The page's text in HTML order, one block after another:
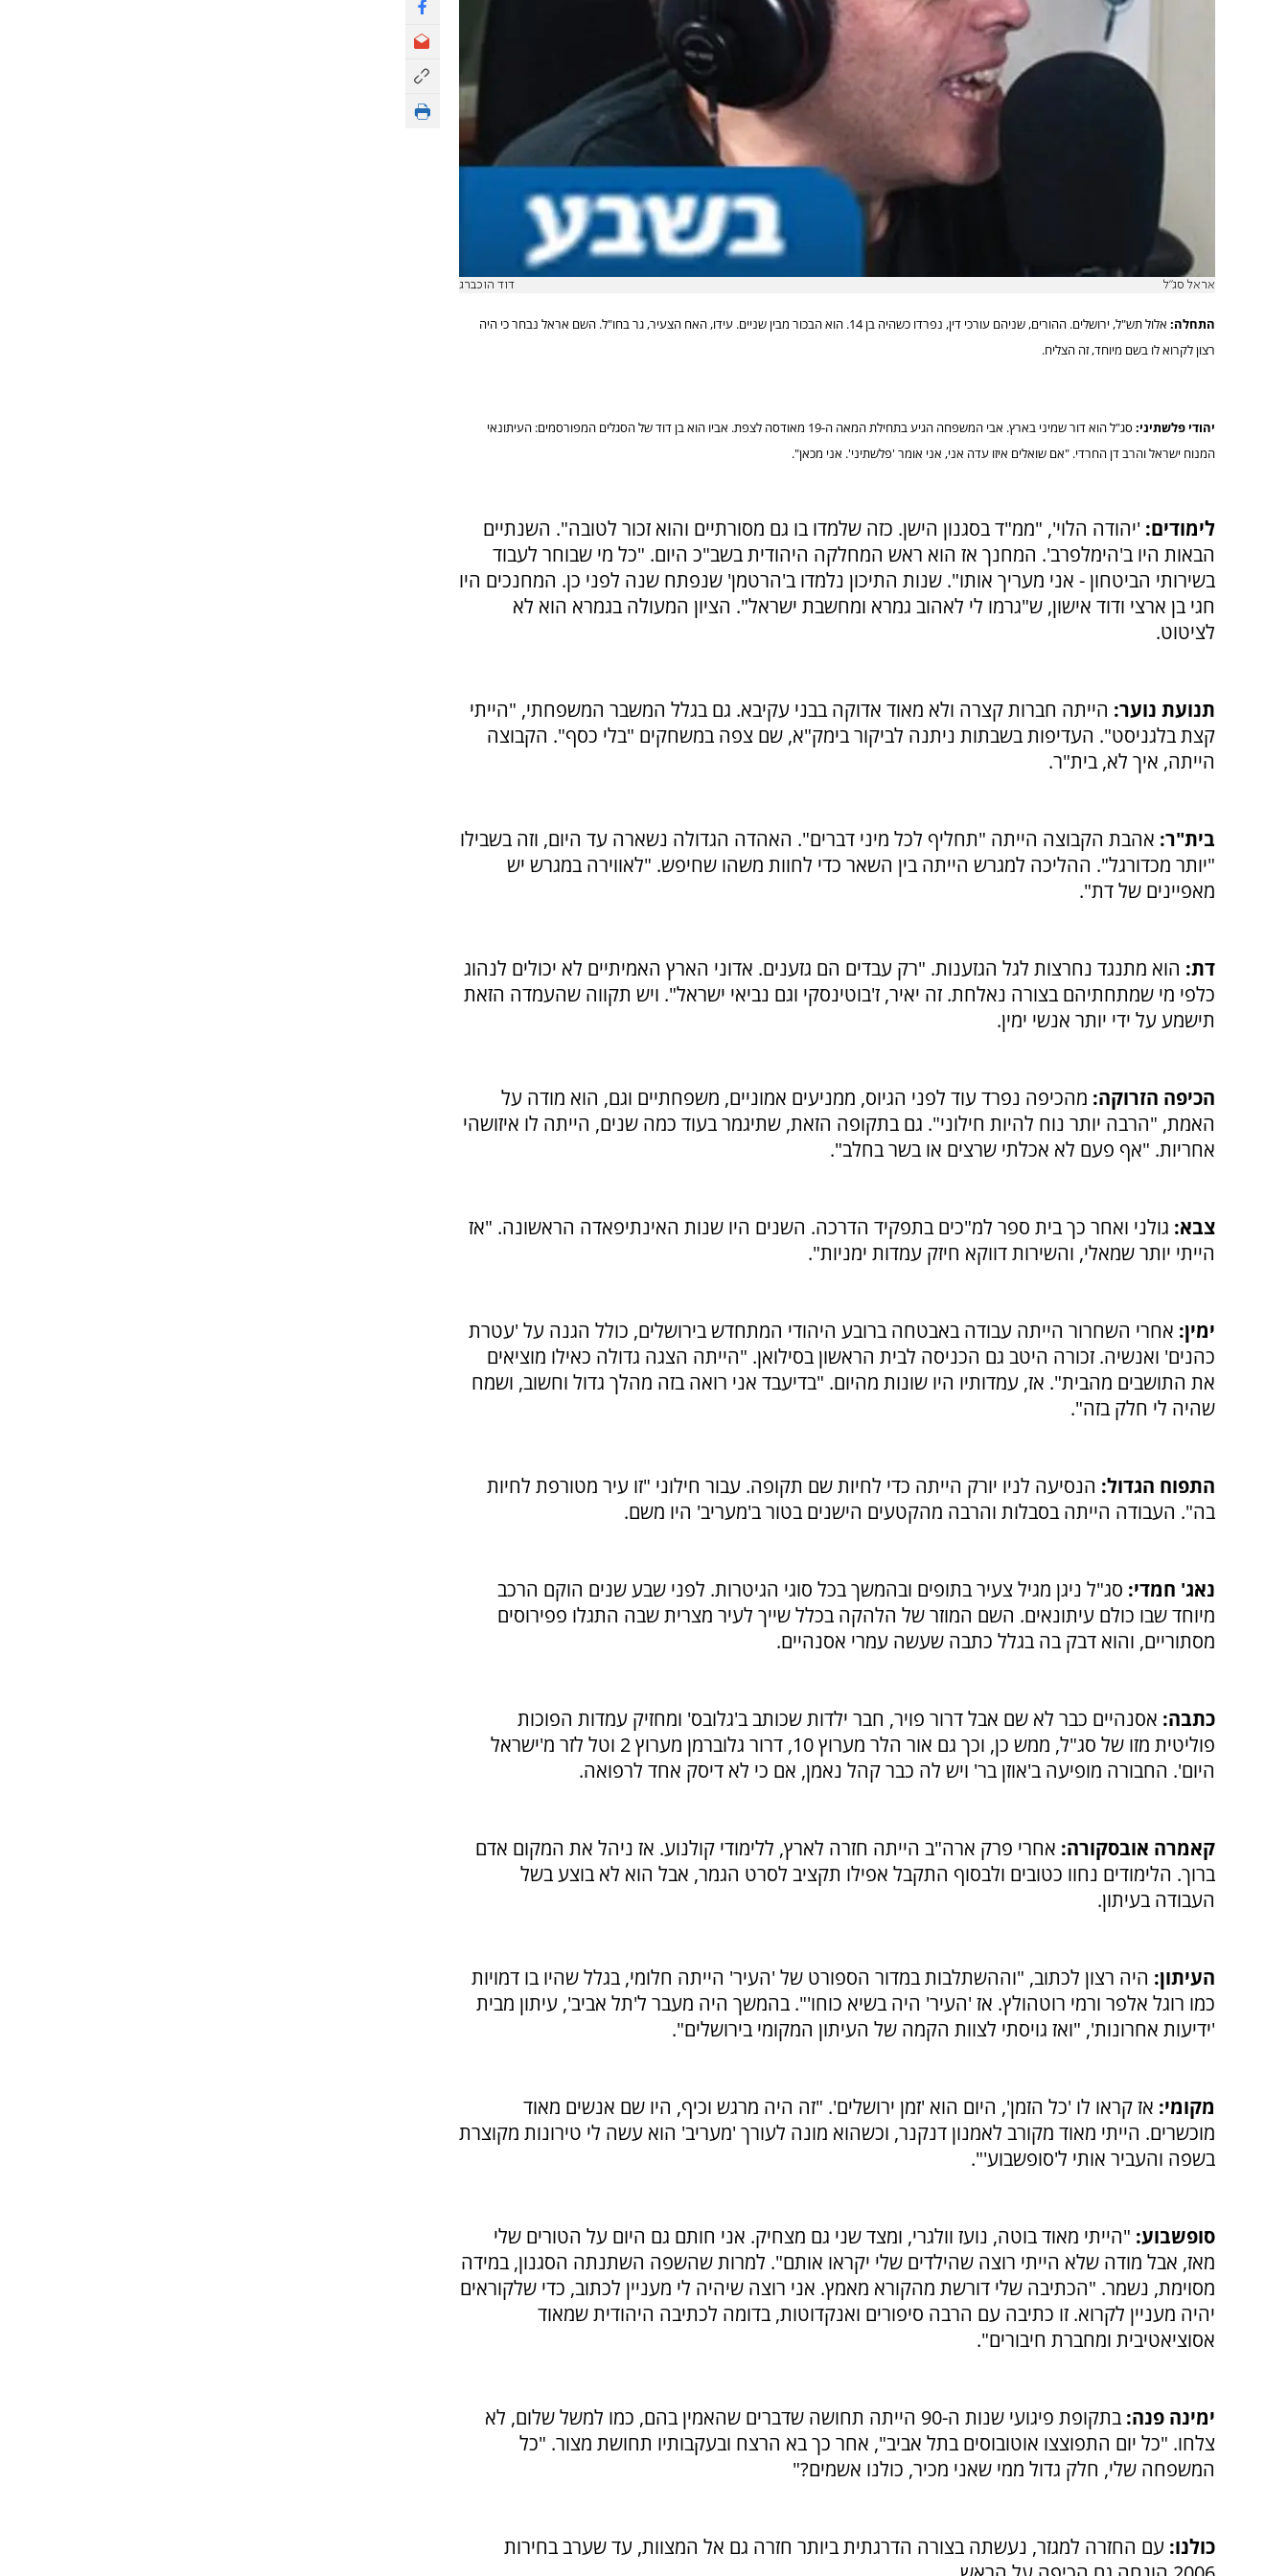
אראל סג"ל דוד הוכברג
התחלה:
אלול תש"ל, ירושלים. ההורים, שניהם עורכי דין, נפרדו כשהיה בן 14. הוא הבכור מבין שניים. עידו, האח הצעיר, גר בחו"ל. השם אראל נבחר כי היה
רצון לקרוא לו בשם מיוחד, זה הצליח.
יהודי פלשתיני:
סג"ל הוא דור שמיני בארץ. אבי המשפחה הגיע בתחילת המאה ה-19 מאודסה לצפת. אביו הוא בן דוד של הסגלים המפורסמים: העיתונאי
המנוח ישראל והרב דן החרדי. "אם שואלים איזו עדה אני, אני אומר 'פלשתיני'. אני מכאן".
לימודים: 'יהודה הלוי', "ממ"ד בסגנון הישן. כזה שלמדו בו גם מסורתיים והוא זכור לטובה". השנתיים
הבאות היו ב'הימלפרב'. המחנך אז הוא ראש המחלקה היהודית בשב"כ היום. "כל מי שבוחר לעבוד
בשירותי הביטחון - אני מעריך אותו". שנות התיכון נלמדו ב'הרטמן' שנפתח שנה לפני כן. המחנכים היו
חגי בן ארצי ודוד אישון, ש"גרמו לי לאהוב גמרא ומחשבת ישראל". הציון המעולה בגמרא הוא לא
לציטוט.
תנועת נוער: הייתה חברות קצרה ולא מאוד אדוקה בבני עקיבא. גם בגלל המשבר המשפחתי, "הייתי
קצת בלגניסט". העדיפות בשבתות ניתנה לביקור בימק"א, שם צפה במשחקים "בלי כסף". הקבוצה
הייתה, איך לא, בית"ר.
בית"ר: אהבת הקבוצה הייתה "תחליף לכל מיני דברים". האהדה הגדולה נשארה עד היום, וזה בשבילו
"יותר מכדורגל". ההליכה למגרש הייתה בין השאר כדי לחוות משהו שחיפש. "לאווירה במגרש יש
מאפיינים של דת".
דת: הוא מתנגד נחרצות לגל הגזענות. "רק עבדים הם גזענים. אדוני הארץ האמיתיים לא יכולים לנהוג
כלפי מי שמתחתיהם בצורה נאלחת. זה יאיר, ז'בוטינסקי וגם נביאי ישראל". ויש תקווה שהעמדה הזאת
תישמע על ידי יותר אנשי ימין.
הכיפה הזרוקה: מהכיפה נפרד עוד לפני הגיוס, ממניעים אמוניים, משפחתיים וגם, הוא מודה על
האמת, "הרבה יותר נוח להיות חילוני". גם בתקופה הזאת, שתיגמר בעוד כמה שנים, הייתה לו איזושהי
אחריות. "אף פעם לא אכלתי שרצים או בשר בחלב".
צבא: גולני ואחר כך בית ספר למ"כים בתפקיד הדרכה. השנים היו שנות האינתיפאדה הראשונה. "אז
הייתי יותר שמאלי, והשירות דווקא חיזק עמדות ימניות".
ימין: אחרי השחרור הייתה עבודה באבטחה ברובע היהודי המתחדש בירושלים, כולל הגנה על 'עטרת
כהנים' ואנשיה. זכורה היטב גם הכניסה לבית הראשון בסילואן. "הייתה הצגה גדולה כאילו מוציאים
את התושבים מהבית". אז, עמדותיו היו שונות מהיום. "בדיעבד אני רואה בזה מהלך גדול וחשוב, ושמח
שהיה לי חלק בזה".
התפוח הגדול: הנסיעה לניו יורק הייתה כדי לחיות שם תקופה. עבור חילוני "זו עיר מטורפת לחיות
בה". העבודה הייתה בסבלות והרבה מהקטעים הישנים בטור ב'מעריב' היו משם.
נאג' חמדי: סג"ל ניגן מגיל צעיר בתופים ובהמשך בכל סוגי הגיטרות. לפני שבע שנים הוקם הרכב
מיוחד שבו כולם עיתונאים. השם המוזר של הלהקה בכלל שייך לעיר מצרית שבה התגלו פפירוסים
מסתוריים, והוא דבק בה בגלל כתבה שעשה עמרי אסנהיים.
כתבה: אסנהיים כבר לא שם אבל דרור פויר, חבר ילדות שכותב ב'גלובס' ומחזיק עמדות הפוכות
פוליטית מזו של סג"ל, ממש כן, וכך גם אור הלר מערוץ 10, דרור גלוברמן מערוץ 2 וטל לזר מ'ישראל
היום'. החבורה מופיעה ב'אוזן בר' ויש לה כבר קהל נאמן, אם כי לא דיסק אחד לרפואה.
קאמרה אובסקורה: אחרי פרק ארה"ב הייתה חזרה לארץ, ללימודי קולנוע. אז ניהל את המקום אדם
ברוך. הלימודים נחוו כטובים ולבסוף התקבל אפילו תקציב לסרט הגמר, אבל הוא לא בוצע בשל
העבודה בעיתון.
העיתון: היה רצון לכתוב, "וההשתלבות במדור הספורט של 'העיר' הייתה חלומי, בגלל שהיו בו דמויות
כמו רוגל אלפר ורמי רוטהולץ. אז 'העיר' היה בשיא כוחו'". בהמשך היה מעבר ל'תל אביב', עיתון מבית
'ידיעות אחרונות', "ואז גויסתי לצוות הקמה של העיתון המקומי בירושלים".
מקומי: אז קראו לו 'כל הזמן', היום הוא 'זמן ירושלים'. "זה היה מרגש וכיף, היו שם אנשים מאוד
מוכשרים. הייתי מאוד מקורב לאמנון דנקנר, וכשהוא מונה לעורך 'מעריב' הוא עשה לי טירונות מקוצרת
בשפה והעביר אותי ל'סופשבוע'".
סופשבוע: "הייתי מאוד בוטה, נועז וולגרי, ומצד שני גם מצחיק. אני חותם גם היום על הטורים שלי
מאז, אבל מודה שלא הייתי רוצה שהילדים שלי יקראו אותם". למרות שהשפה השתנתה הסגנון, במידה
מסוימת, נשמר. "הכתיבה שלי דורשת מהקורא מאמץ. אני רוצה שיהיה לי מעניין לכתוב, כדי שלקוראים
יהיה מעניין לקרוא. זו כתיבה עם הרבה סיפורים ואנקדוטות, בדומה לכתיבה היהודית שמאוד
אסוציאטיבית ומחברת חיבורים".
ימינה פנה:
בתקופת פיגועי שנות ה-90 הייתה תחושה שדברים שהאמין בהם, כמו למשל שלום, לא
צלחו. "כל יום התפוצצו אוטובוסים בתל אביב", אחר כך בא הרצח ובעקבותיו תחושת מצור. "כל
המשפחה שלי, חלק גדול ממי שאני מכיר, כולנו אשמים?"
כולנו: עם החזרה למגזר, נעשתה בצורה הדרגתית ביותר חזרה גם אל המצוות, עד שערב בחירות